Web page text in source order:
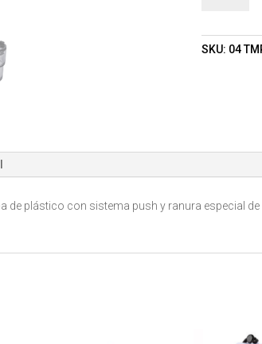
TMPS
SKU: 04
de plástico con sistema push y ranura especial